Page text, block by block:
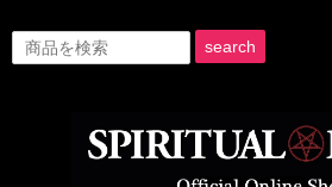
search